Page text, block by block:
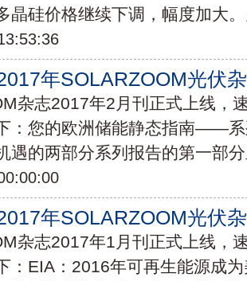
晶硅价格继续下调，幅度加大
年SOLARZOOM光伏
杂志2017年2月刊正式上线，
：您的欧洲储能静态指南——
遇的两部分系列报告的第一部
年SOLARZOOM光伏
杂志2017年1月刊正式上线，
：EIA：2016年可再生能源成